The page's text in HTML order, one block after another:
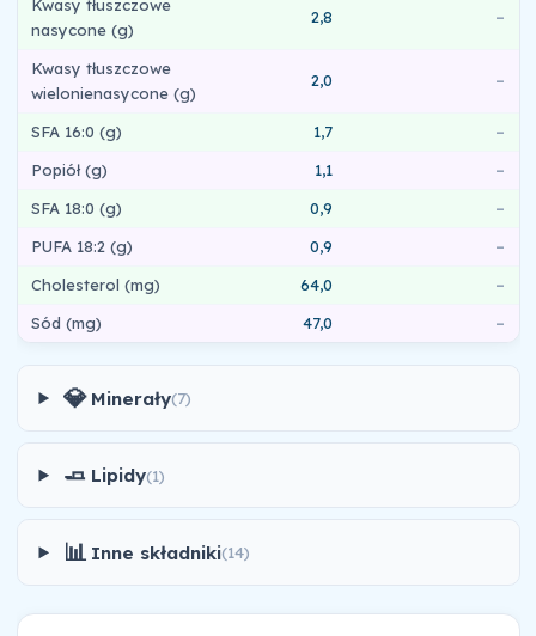
Kwasy tłuszczowe
nasycone (g)
2,8 –
Kwasy tłuszczowe
wielonienasycone (g)
2,0 –
SFA 16:0 (g) 1,7
–
Popiół (g)
1,1
–
SFA 18:0 (g)
0,9
–
PUFA 18:2 (g)
0,9
–
Cholesterol (mg)
64,0
–
Sód (mg)
47,0 –
💎 Minerały(7)
🧈 Lipidy(1)
📊 Inne składniki(14)